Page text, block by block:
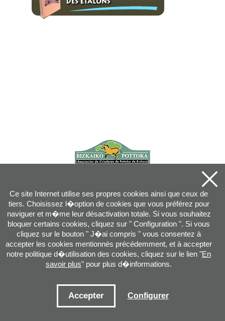
info@pottoka.info
Conditions d'Utilisation-Politique de Privacité-Politique des Cookies
Ce site Internet utilise ses propres cookies ainsi que ceux de
tiers. Choisissez l�option de cookies que vous préférez pour
naviguer et m�me leur désactivation totale. Si vous souhaitez
bloquer certains cookies, cliquez sur " Configuration ". Si vous
cliquez sur le bouton " J�ai compris " vous consentez à
accepter les cookies mentionnés précédemment, et à accepter
notre politique d�utilisation des cookies, cliquez sur le lien "En
savoir plus" pour plus d�informations.
Accepter Configurer